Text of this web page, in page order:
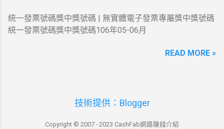
統一發票號碼獎中獎號碼 | 無實體電子發票專屬獎中獎號碼
統一發票號碼獎中獎號碼106年05-06月
READ MORE »
技術提供：Blogger
Copyright © 2007 - 2023 CashFab網路賺錢介紹